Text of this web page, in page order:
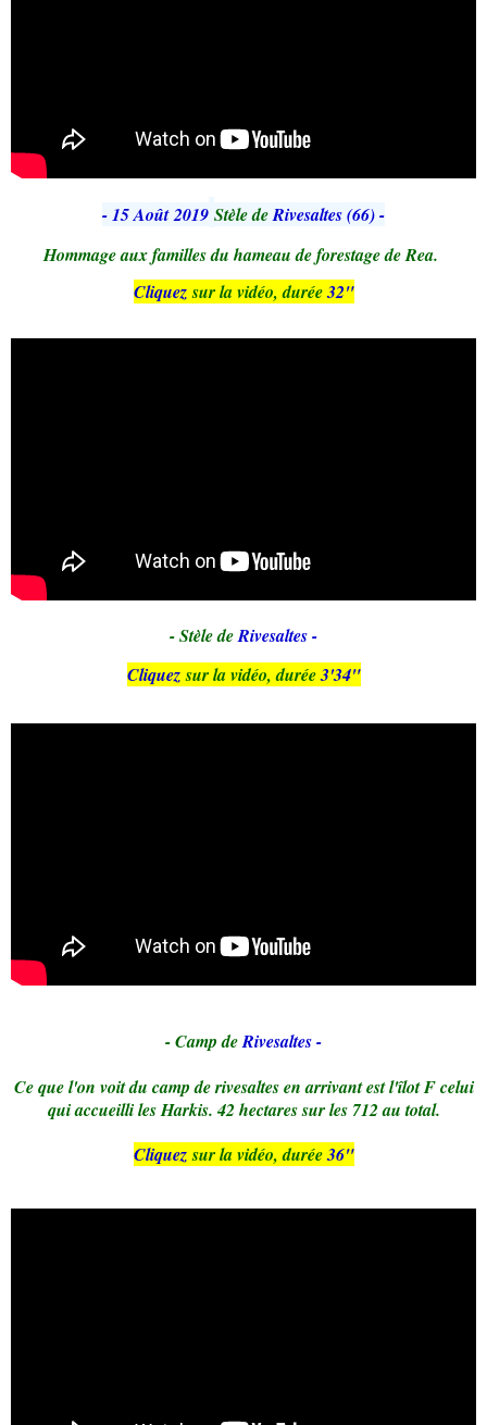
- 15 Août 2019 Stèle deRivesaltes (66) -
Hommage aux familles du hameau de forestage de Rea.
Cliquezsur la vidéo, durée32"
- Stèle deRivesaltes -
Cliquezsur la vidéo, durée3'34"
- Camp deRivesaltes -
Ce que l'on voit du camp de rivesaltes en arrivant est l'îlot F celui
qui accueilli les Harkis. 42 hectares sur les 712 au total.
Cliquezsur la vidéo, durée36"